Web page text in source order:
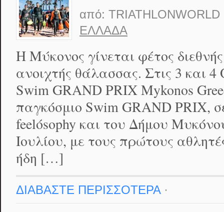
από: TRIATHLONWORLD
ΕΛΛΆΔΑ
Η Μύκονος γίνεται φέτος
ανοιχτής θάλασσας. Στις 3 και
Swim GRAND PRIX Mykonos
παγκόσμιο Swim GRAND PRIX,
feelόsophy και του Δήμου
Ιουλίου, με τους πρώτους
ήδη […]
ΔΙΑΒΑΣΤΕ ΠΕΡΙΣΣΟΤΕΡΑ·